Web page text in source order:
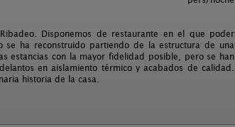
Disponemos de restaurante en el que poder
se ha reconstruido partiendo de la estructura de una
estancias con la mayor fidelidad posible, pero se han
en aislamiento térmico y acabados de calidad.
historia de la casa.